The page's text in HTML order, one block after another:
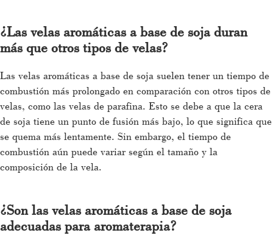
¿Las velas aromáticas a base de soja duran
más que otros tipos de velas?
Las velas aromáticas a base de soja suelen tener un tiempo de
combustión más prolongado en comparación con otros tipos de
velas, como las velas de parafina. Esto se debe a que la cera
de soja tiene un punto de fusión más bajo, lo que significa que
se quema más lentamente. Sin embargo, el tiempo de
combustión aún puede variar según el tamaño y la
composición de la vela.
¿Son las velas aromáticas a base de soja
adecuadas para aromaterapia?